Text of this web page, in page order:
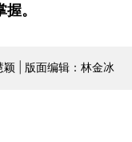
。
| 版面编辑：林金冰